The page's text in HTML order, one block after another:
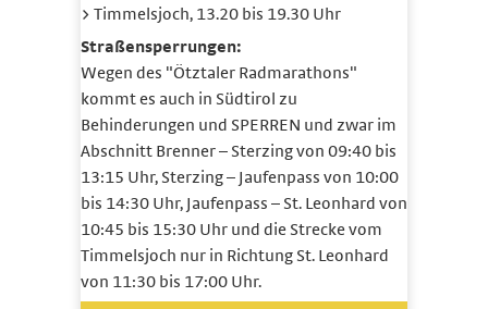
> Timmelsjoch, 13.20 bis 19.30 Uhr
Straßensperrungen:
Wegen des "Ötztaler Radmarathons"
kommt es auch in Südtirol zu
Behinderungen und SPERREN und zwar im
Abschnitt Brenner – Sterzing von 09:40 bis
13:15 Uhr, Sterzing – Jaufenpass von 10:00
bis 14:30 Uhr, Jaufenpass – St. Leonhard von
10:45 bis 15:30 Uhr und die Strecke vom
Timmelsjoch nur in Richtung St. Leonhard
von 11:30 bis 17:00 Uhr.